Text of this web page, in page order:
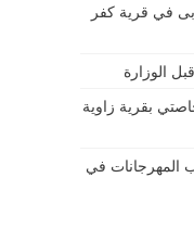
في قرية كفر
الوزارة
بقرية زاوية
المهرجانات في